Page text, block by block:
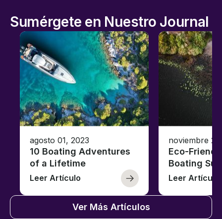
Sumérgete en Nuestro Journal
agosto 01, 2023
10 Boating Adventures
of a Lifetime
Leer Artículo
noviembre
Eco-
Boating
Leer Artículo
Ver Más Artículos